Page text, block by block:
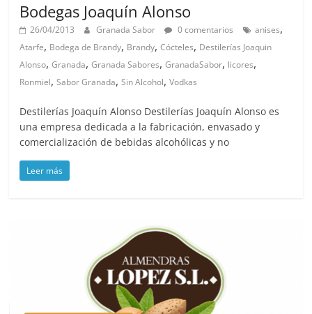
Bodegas Joaquín Alonso
26/04/2013 Granada Sabor 0 comentarios anises,
Atarfe, Bodega de Brandy, Brandy,Cócteles, Destilerías Joaquin
Alonso,Granada,Granada Sabores,GranadaSabor, licores,
Ronmiel,Sabor Granada,Sin Alcohol,Vodkas
Destilerías Joaquín Alonso Destilerías Joaquín Alonso es
una empresa dedicada a la fabricación, envasado y
comercialización de bebidas alcohólicas y no
Leer más